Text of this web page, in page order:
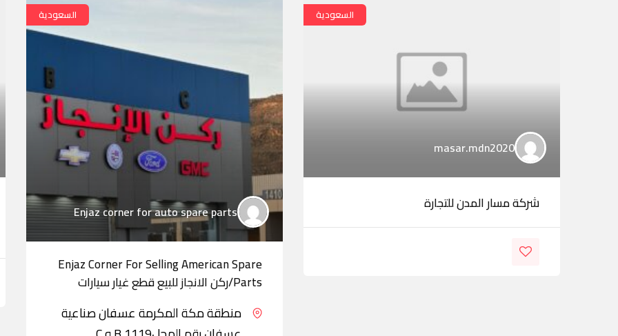
السعودية
masar.mdn2020
شركة مسار المدن للتجارة
السعودية
Enjaz corner for auto spare parts
Enjaz Corner For Selling American Spare
Parts/ركن الانجاز للبيع قطع غيار سيارات
منطقة مكة المكرمة عسفان صناعية